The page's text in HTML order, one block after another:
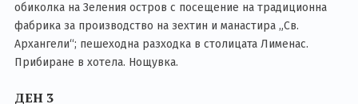
обиколка на Зеления остров с посещение на традиционна
фабрика за производство на зехтин и манастира „Св.
Архангели“; пешеходна разходка в столицата Лименас.
Прибиране в хотела. Нощувка.
ДЕН 3